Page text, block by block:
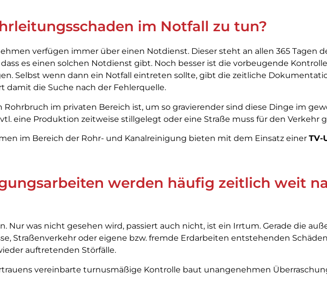
im Notfall zu tun?
verfügen immer über einen Notdienst. Dieser steht an allen 365 Tagen
es einen solchen Notdienst gibt. Noch besser ist die vorbeugende
Selbst wenn dann ein Notfall eintreten sollte, gibt die zeitliche
damit die Suche nach der Fehlerquelle.
Rohrbruch im privaten Bereich ist, um so gravierender sind diese Dinge im
eine Produktion zeitweise stillgelegt oder eine Straße muss für den Verkehr
im Bereich der Rohr- und Kanalreinigung bieten mit dem Einsatz einer TV-
werden häufig zeitlich weit
Nur was nicht gesehen wird, passiert auch nicht, ist ein Irrtum. Gerade die
Straßenverkehr oder eigene bzw. fremde Erdarbeiten entstehenden
auftretenden Störfälle.
vereinbarte turnusmäßige Kontrolle baut unangenehmen